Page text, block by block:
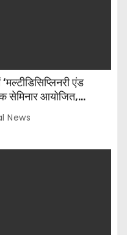
एंड
सेमिनार आयोजित,
News